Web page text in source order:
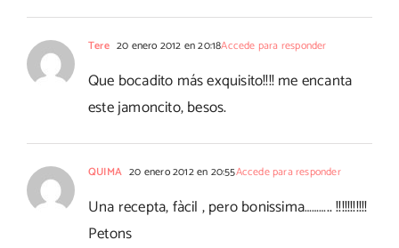
Tere 20 enero 2012 en 20:18Accede para responder
Que bocadito más exquisito!!!! me encanta
este jamoncito, besos.
QUIMA 20 enero 2012 en 20:55Accede para responder
Una recepta, fàcil , pero bonissima……….. !!!!!!!!!!!
Petons